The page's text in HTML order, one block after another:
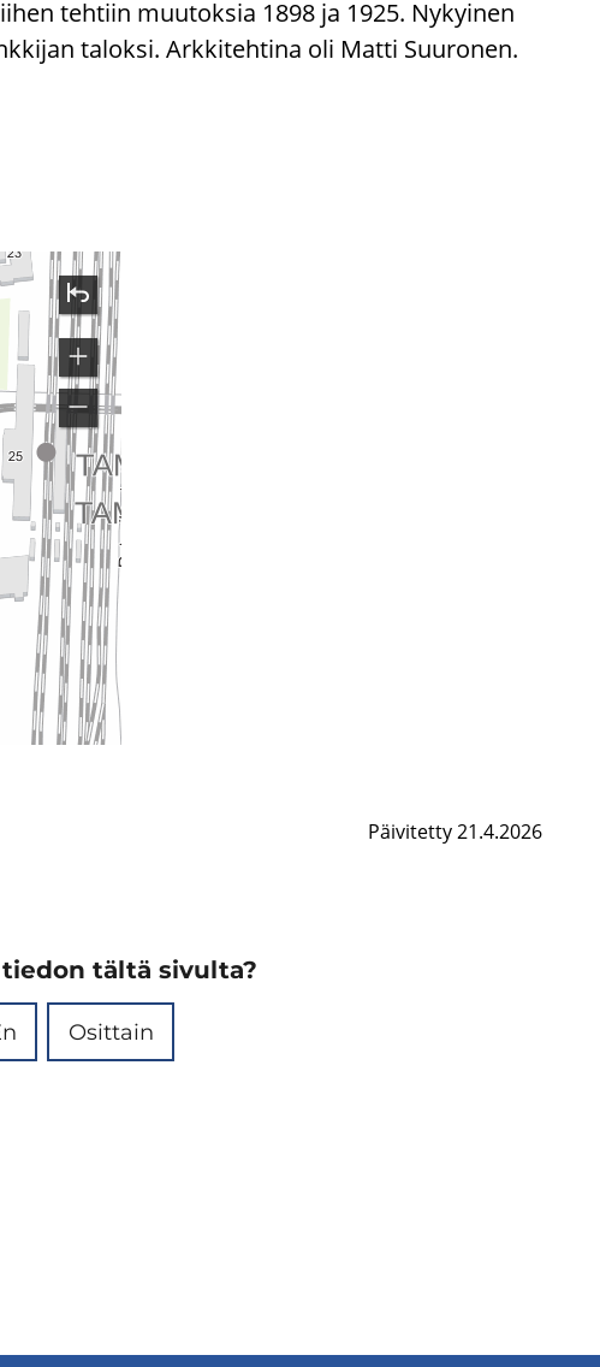
tehtiin muutoksia 1898 ja 1925. Nykyinen
taloksi. Arkkitehtina oli Matti Suuronen.
Päivitetty 21.4.2026
tältä sivulta?
Osittain